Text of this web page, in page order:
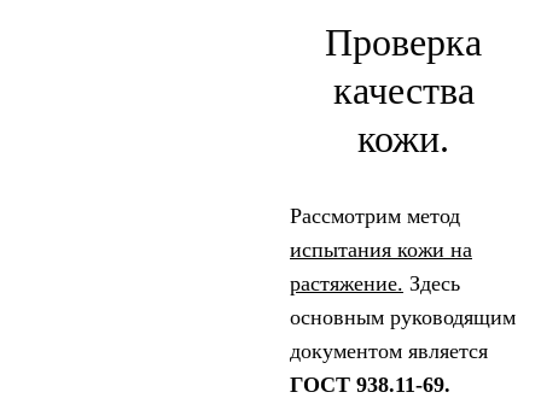
Проверка
качества
кожи.
Рассмотрим метод
испытания кожи на
растяжение. Здесь
основным руководящим
документом является
ГОСТ 938.11-69.